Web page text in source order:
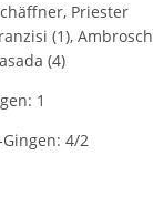
Priester
(1), Ambrosch
(4)
1
4/2